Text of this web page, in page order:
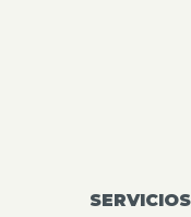
SERVICIOS